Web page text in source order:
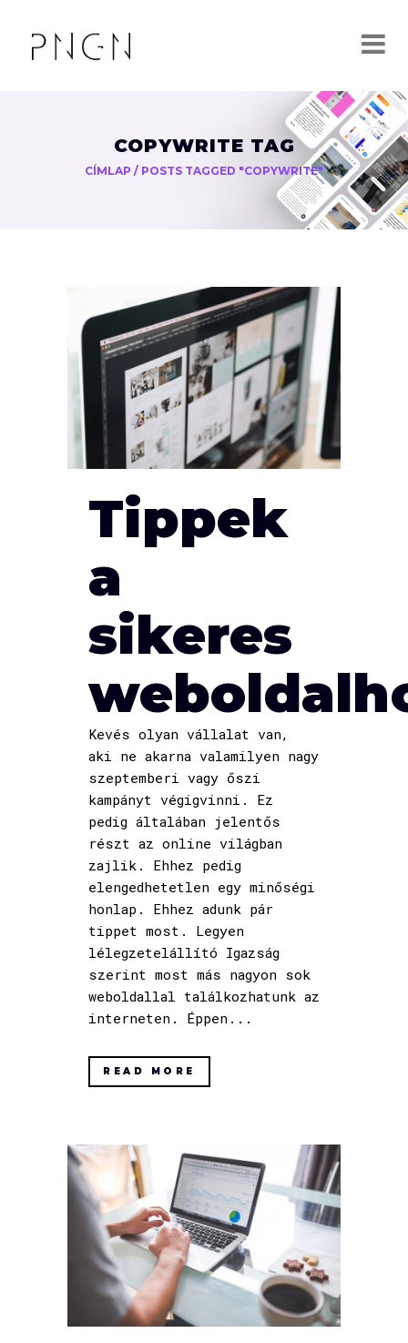
COPYWRITE TAG
CÍMLAP / POSTS TAGGED "COPYWRITE"
Tippek
a
sikeres
Kevés olyan vállalat van,
aki ne akarna valamilyen nagy
szeptemberi vagy őszi
kampányt végigvinni. Ez
pedig általában jelentős
részt az online világban
zajlik. Ehhez pedig
elengedhetetlen egy minőségi
honlap. Ehhez adunk pár
tippet most. Legyen
lélegzetelállító Igazság
szerint most más nagyon sok
weboldallal találkozhatunk az
interneten. Éppen...
READ MORE